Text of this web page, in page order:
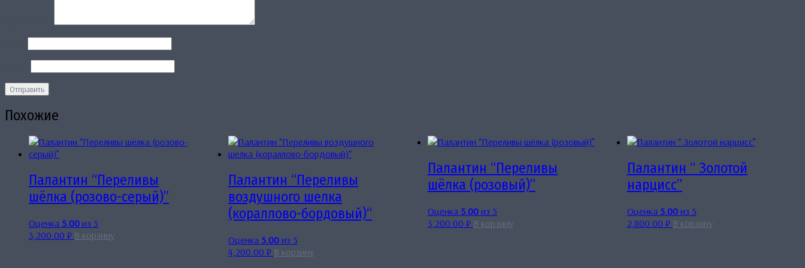
Похожие
Палантин “Переливы
шёлка (розово-серый)”
Оценка 5.00 из 5
3,200.00 ₽ В корзину
Палантин “Переливы
воздушного шелка
(кораллово-бордовый)“
Оценка 5.00из 5
4,200.00 ₽ В корзину
Палантин “Переливы
шёлка (розовый)”
Оценка 5.00из 5
3,200.00 ₽ В корзину
Палантин “ Золотой
нарцисс”
Оценка 5.00из 5
2,800.00 ₽ В корзину